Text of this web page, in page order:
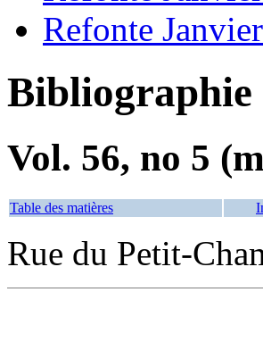
Refonte
Bibliographie
Vol. 56, no 5
Table des matières
Rue du Petit-